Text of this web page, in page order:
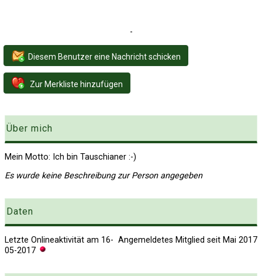
-
Diesem Benutzer eine Nachricht schicken
Zur Merkliste hinzufügen
Über mich
Mein Motto: Ich bin Tauschianer :-)
Es wurde keine Beschreibung zur Person angegeben
Daten
Angemeldetes Mitglied seit Mai 2017
Letzte Onlineaktivität am 16-
05-2017